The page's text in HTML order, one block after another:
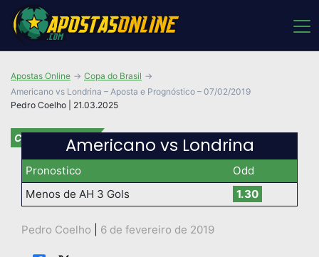
Pedro Coelho | 21.03.2025
Apostas Online
Copa do Brasil
Americano vs Londrina – Aposta e Prognóstico – 07/02/2019
Copa do BrasilAmericano vs Londrina
Pronostico
Odd
Menos de AH 3 Gols
1.30
Pedro Coelho 6 de fevereiro de 2019